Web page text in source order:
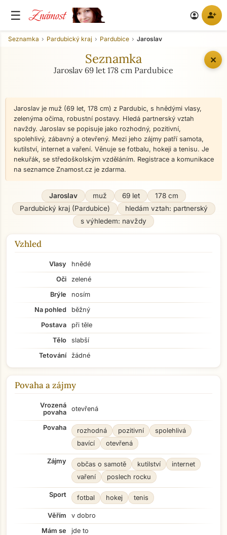
☰ Známost account_circle person_add
✕
Seznamka Pardubický kraj Pardubice Jaroslav
Seznamka
Jaroslav 69 let 178 cm Pardubice
Jaroslav je muž (69 let, 178 cm) z Pardubic, s hnědými vlasy,
zelenýma očima, robustní postavy. Hledá partnerský vztah
navždy. Jaroslav se popisuje jako rozhodný, pozitivní,
spolehlivý, zábavný a otevřený. Mezi jeho zájmy patří samota,
kutilství, internet a vaření. Věnuje se fotbalu, hokeji a tenisu. Je
nekuřák, se středoškolským vzděláním. Registrace a komunikace
na seznamce Znamost.cz je zdarma.
Jaroslav muž 69 let
178 cm
Pardubický kraj (Pardubice)
hledám vztah: partnerský
s výhledem: navždy
Vzhled
Vlasy
hnědé
Oči
zelené
Brýle
nosím
Na pohled
běžný
Postava
při těle
Tělo
slabší
Tetování
žádné
Povaha a zájmy
Vrozená
povaha
otevřená
Povaha rozhodná pozitivní
spolehlivá
bavící
otevřená
Zájmy občas o samotě kutilství
internet
vaření
poslech rocku
Sport fotbal hokej tenis
Věřím
v dobro
Mám se
jde to